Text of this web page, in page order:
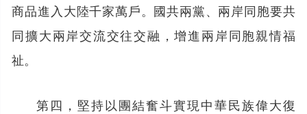
商品進入大陸千家萬戶。國共兩黨、兩岸同胞要共
同擴大兩岸交流交往交融，增進兩岸同胞親情福
祉。
第四，堅持以團結奮斗實現中華民族偉大復